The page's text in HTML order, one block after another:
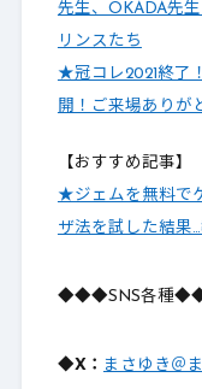
先生、OKADA先
リンスたち
★冠コレ2021終了
開！ご来場ありが
【おすすめ記事】
★ジェムを無料で
ザ法を試した結果
◆◆◆SNS各種
◆X： まさゆき＠